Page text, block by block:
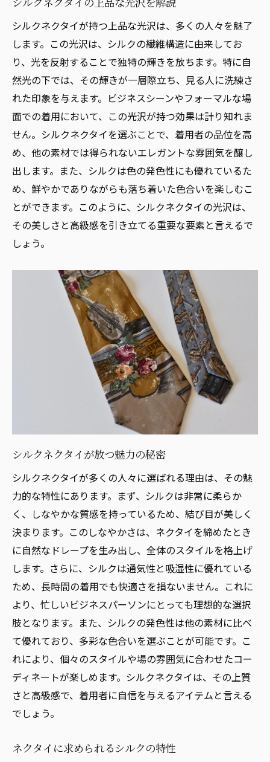
シルクネクタイの特徴と利点を理解する
選び方次第で変わるシルクネクタイの魅力
フォーマルに映えるシルクの美しさ
フォーマルで輝くシルクネクタイの魅力
シルクネクタイがフォーマルに選ばれる理
由
フォーマルシーンで活躍するネクタイ選び
シルクの美しさが際立つフォーマルシーン
フォーマルな場に最適なシルクネクタイ
シルクネクタイがフォーマルに与える印象
シルクネクタイの歴史とその価値
ネクタイにおけるシルクの歴史的価値
シルクネクタイの価値を高める歴史
シルクの歴史を知ることで得られる価値
歴史が物語るシルクネクタイの重要性
シルク素材のネクタイが人気の理由
シルクネクタイが人気を集める理由とは
人気の理由を解明！シルクネクタイの魅力
シルク素材のネクタイを選ぶメリット
ネクタイにシルクを選ぶ人が多い理由
シルクネクタイの人気の秘密を探る
多くの人が選ぶシルクネクタイの魅力
シルクネクタイの色彩と質感の魅力
色彩豊かなシルクネクタイの選び方
ネクタイにおけるシルクの色彩と質感
シルクネクタイがもたらす色彩の魅力
質感で選ぶシルクネクタイの魅力とは
シルクネクタイの色彩美を引き立てる方法
魅力的な色彩と質感を持つシルクネクタイ
シルクネクタイが持つ上品さを探る
上品なシルクネクタイの特徴を解説
ネクタイで上品さを演出するシルク素材
シルクネクタイが持つ上品な光沢は、多くの人々を魅了
します。この光沢は、シルクの繊維構造に由来してお
り、光を反射することで独特の輝きを放ちます。特に自
然光の下では、その輝きが一層際立ち、見る人に洗練さ
れた印象を与えます。ビジネスシーンやフォーマルな場
面での着用において、この光沢が持つ効果は計り知れま
せん。シルクネクタイを選ぶことで、着用者の品位を高
め、他の素材では得られないエレガントな雰囲気を醸し
出します。また、シルクは色の発色性にも優れているた
め、鮮やかでありながらも落ち着いた色合いを楽しむこ
とができます。このように、シルクネクタイの光沢は、
その美しさと高級感を引き立てる重要な要素と言えるで
しょう。
シルクネクタイが放つ魅力の秘密
シルクネクタイが多くの人々に選ばれる理由は、その魅
力的な特性にあります。まず、シルクは非常に柔らか
く、しなやかな質感を持っているため、結び目が美しく
決まります。このしなやかさは、ネクタイを締めたとき
に自然なドレープを生み出し、全体のスタイルを格上げ
します。さらに、シルクは通気性と吸湿性に優れている
ため、長時間の着用でも快適さを損ないません。これに
より、忙しいビジネスパーソンにとっても理想的な選択
肢となります。また、シルクの発色性は他の素材に比べ
て優れており、多彩な色合いを選ぶことが可能です。こ
れにより、個々のスタイルや場の雰囲気に合わせたコー
ディネートが楽しめます。シルクネクタイは、その上質
さと高級感で、着用者に自信を与えるアイテムと言える
でしょう。
ネクタイに求められるシルクの特性